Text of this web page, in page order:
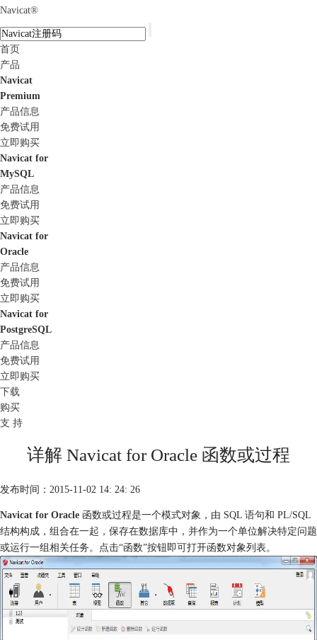
Navicat®
首页
产品
Navicat
Premium
产品信息
免费试用
立即购买
Navicat for
MySQL
产品信息
免费试用
立即购买
Navicat for
Oracle
产品信息
免费试用
立即购买
Navicat for
PostgreSQL
产品信息
免费试用
立即购买
下载
购买
支 持
详解 Navicat for Oracle 函数或过程
发布时间：2015-11-02 14: 24: 26
Navicat for Oracle 函数或过程是一个模式对象，由 SQL 语句和 PL/SQL
结构构成，组合在一起，保存在数据库中，并作为一个单位解决特定问题
或运行一组相关任务。点击“函数”按钮即可打开函数对象列表。